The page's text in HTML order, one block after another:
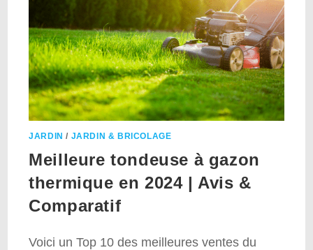
JARDIN / JARDIN & BRICOLAGE
Meilleure tondeuse à gazon
thermique en 2024 | Avis &
Comparatif
Voici un Top 10 des meilleures ventes du